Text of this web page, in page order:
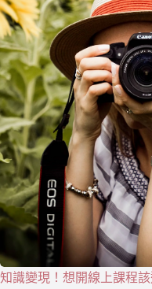
知識變現！想開線上課程